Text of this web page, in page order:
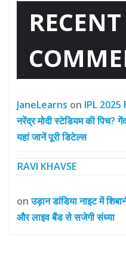
RECENT
JaneLearns on IPL 2025
नरेंद्र मोदी स्टेडियम की पिच?
यहां जानें पूरी डिटेल्स
RAVI KHAVSE
onउड़ान डांडिया नाइट में
और लाइव बैंड से सजेगी संध्या